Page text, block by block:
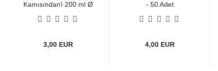
Kamışından) 200 ml Ø
3,00 EUR
- 50 Adet
4,00 EUR